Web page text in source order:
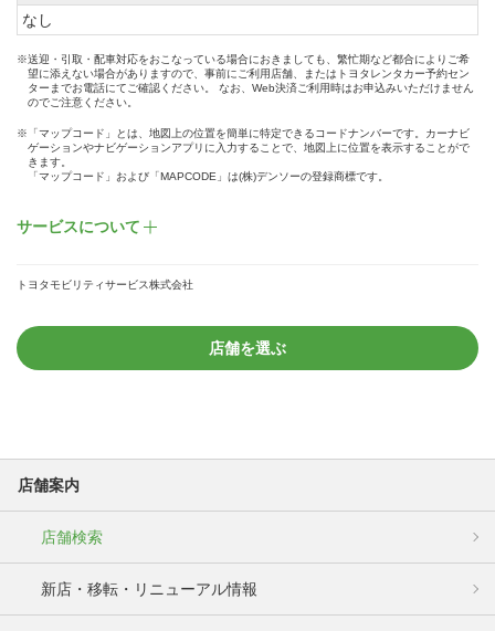
なし
※送迎・引取・配車対応をおこなっている場合におきましても、繁忙期など都合によりご希
望に添えない場合がありますので、事前にご利用店舗、またはトヨタレンタカー予約セン
ターまでお電話にてご確認ください。 なお、Web決済ご利用時はお申込みいただけません
のでご注意ください。
※「マップコード」とは、地図上の位置を簡単に特定できるコードナンバーです。カーナビ
ゲーションやナビゲーションアプリに入力することで、地図上に位置を表示することがで
きます。
「マップコード」および「MAPCODE」は(株)デンソーの登録商標です。
サービスについて
トヨタモビリティサービス株式会社
店舗を選ぶ
店舗案内
店舗検索
新店・移転・リニューアル情報